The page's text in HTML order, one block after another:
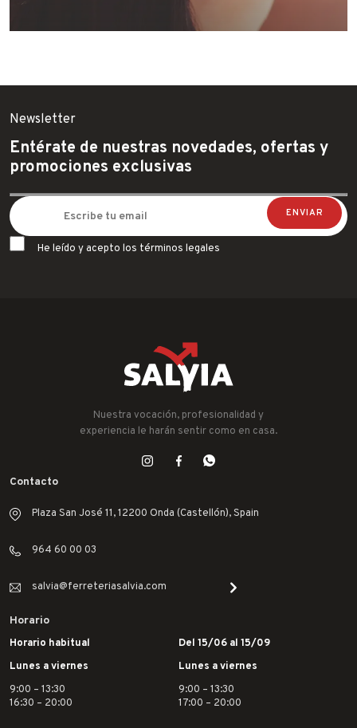
Newsletter
Entérate de nuestras novedades, ofertas y
promociones exclusivas
He leído y acepto los términos legales
Nuestra vocación, profesionalidad y
experiencia le harán sentir como en casa.
Contacto
Plaza San José 11, 12200 Onda (Castellón), Spain
964 60 00 03
salvia@ferreteriasalvia.com
Horario
Horario habitual
Lunes a viernes
9:00 – 13:30
16:30 – 20:00
Del 15/06 al 15/09
Lunes a viernes
9:00 – 13:30
17:00 – 20:00